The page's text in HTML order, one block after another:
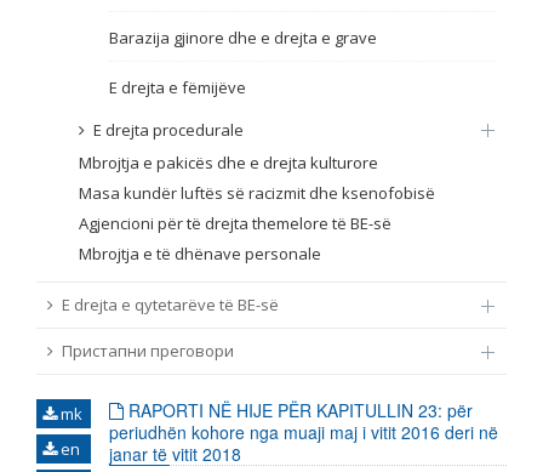
Barazija gjinore dhe e drejta e grave
E drejta e fëmijëve
E drejta procedurale
Mbrojtja e pakicës dhe e drejta kulturore
Masa kundër luftës së racizmit dhe ksenofobisë
Agjencioni për të drejta themelore të BE-së
Mbrojtja e të dhënave personale
E drejta e qytetarëve të BE-së
Пристапни преговори
mk
en
RAPORTI NË HIJE PËR KAPITULLIN 23: për
periudhën kohore nga muaji maj i vitit 2016 deri në
janar të vitit 2018